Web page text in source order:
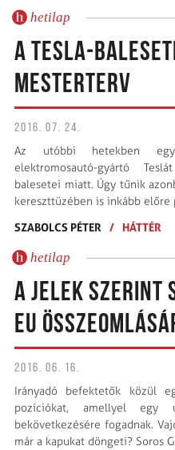
hetilap
A TESLA-
MESTERTERV
2016. 07. 24.
Az utóbbi hetekben
elektromosautó-gyártó
balesetei miatt. Úgy tűnik
kereszttüzében is inkább előre
SZABOLCS PÉTER
/ HÁTTÉR
hetilap
A JELEK SZERINT
EU
2016. 06. 16.
Irányadó befektetők közül
pozíciókat, amellyel egy
bekövetkezésére fogadnak.
már a kapukat döngeti? Soros